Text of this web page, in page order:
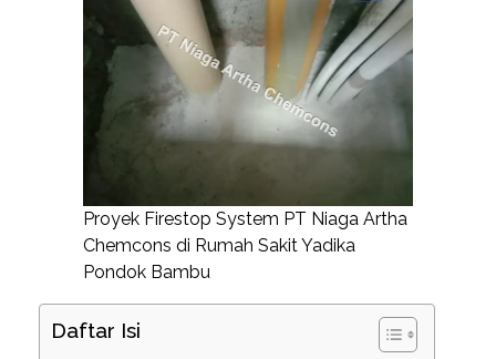
Proyek Firestop System PT Niaga Artha
Chemcons di Rumah Sakit Yadika
Pondok Bambu
Daftar Isi